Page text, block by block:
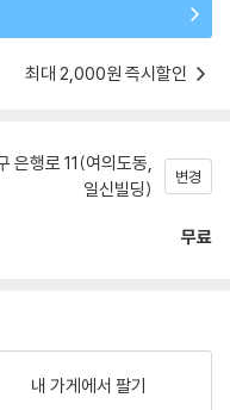
최대 2,000원 즉시할인
은행로 11(여의도동,
일신빌딩)
변경
무료
내 가게에서 팔기